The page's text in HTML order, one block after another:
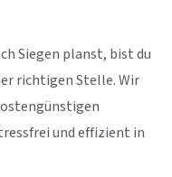
Siegen planst, bist du
richtigen Stelle. Wir
und effizient in